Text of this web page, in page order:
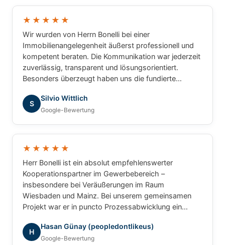
★★★★★
Wir wurden von Herrn Bonelli bei einer
Immobilienangelegenheit äußerst professionell und
kompetent beraten. Die Kommunikation war jederzeit
zuverlässig, transparent und lösungsorientiert.
Besonders überzeugt haben uns die fundierte
Anliegen und das sehr gute Verständnis für die
besonderen Anforderungen. Wir haben uns während
des gesamten Prozesses bestens betreut gefühlt
und können Herrn Bonelli uneingeschränkt
weiterempfehlen. Vielen Dank für die hervorragende
S
Silvio Wittlich
Google-Bewertung
★★★★★
Herr Bonelli ist ein absolut empfehlenswerter
Kooperationspartner im Gewerbebereich –
insbesondere bei Veräußerungen im Raum
Wiesbaden und Mainz. Bei unserem gemeinsamen
Projekt war er in puncto Prozessabwicklung ein
ergebnisorientiert. Für gewerbliche Transaktionen
würde ich jederzeit wieder mit ihm
H
Hasan Günay (peopledontlikeus)
Google-Bewertung